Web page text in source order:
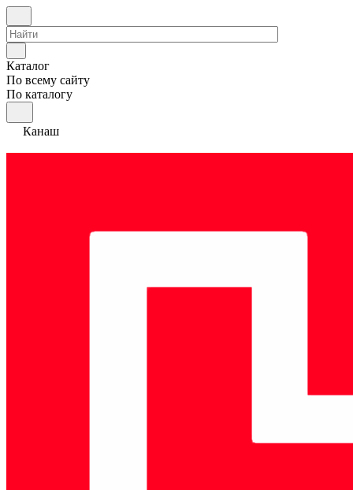
Каталог
По всему сайту
По каталогу
Канаш